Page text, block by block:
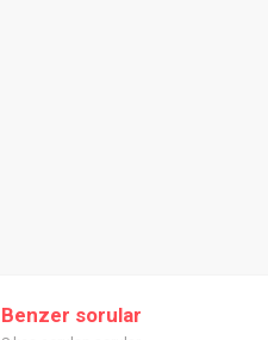
Benzer sorular